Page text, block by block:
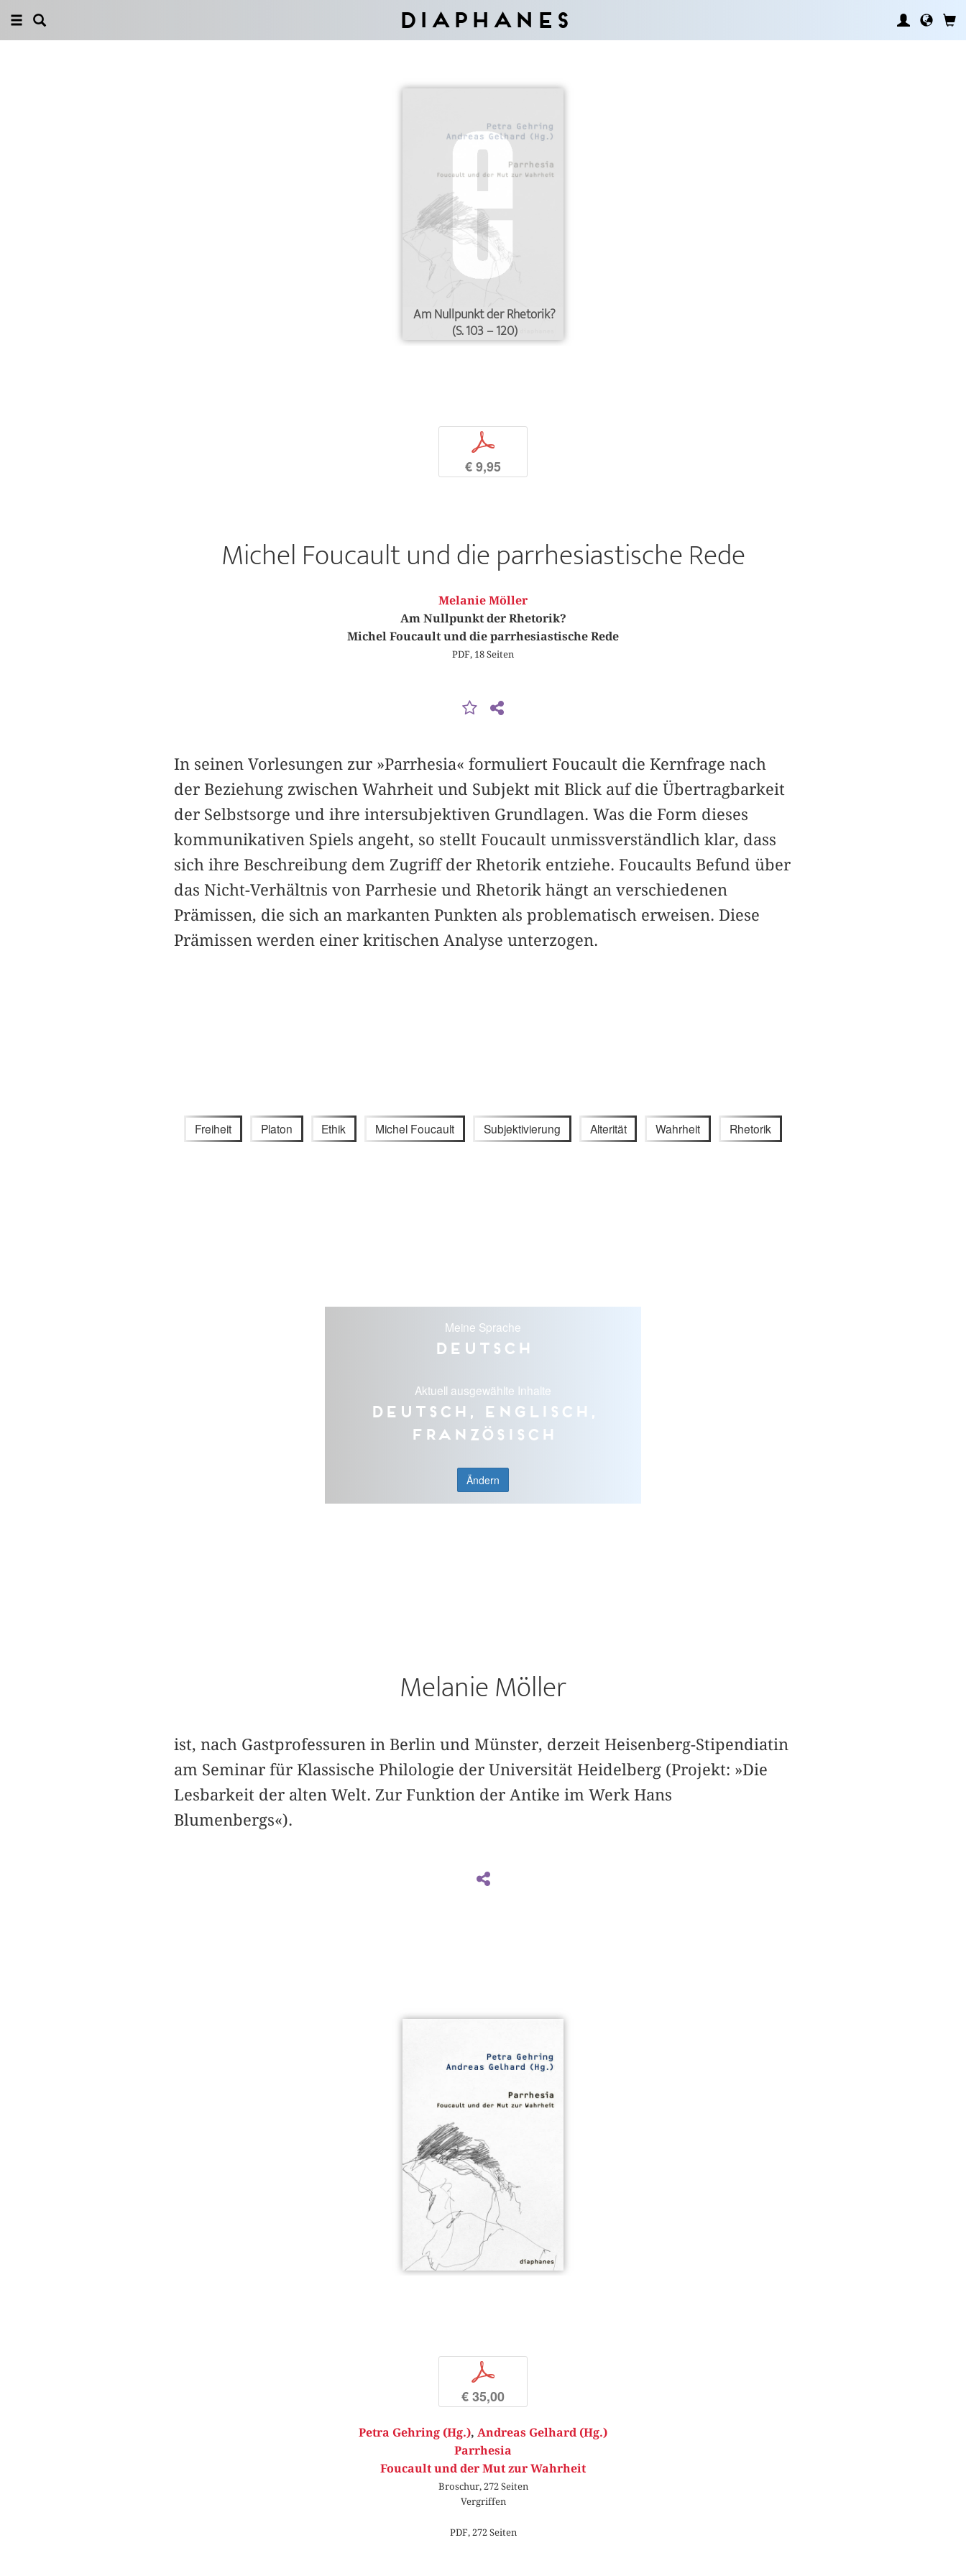
Diaphanes
Am Nullpunkt der Rhetorik?
(S. 103 – 120)
p
€ 9,95
Michel Foucault und die parrhesiastische Rede
Melanie Möller
Am Nullpunkt der Rhetorik?
Michel Foucault und die parrhesiastische Rede
PDF, 18 Seiten
In seinen Vorlesungen zur »Parrhesia« formuliert Foucault die Kernfrage nach
der Beziehung zwischen Wahrheit und Subjekt mit Blick auf die Übertragbarkeit
der Selbstsorge und ihre intersubjektiven Grundlagen. Was die Form dieses
kommunikativen Spiels angeht, so stellt Foucault unmissverständlich klar, dass
sich ihre Beschreibung dem Zugriff der Rhetorik entziehe. Foucaults Befund über
das Nicht-Verhältnis von Parrhesie und Rhetorik hängt an verschiedenen
Prämissen, die sich an markanten Punkten als problematisch erweisen. Diese
Prämissen werden einer kritischen Analyse unterzogen.
Freiheit Platon Ethik Michel Foucault Subjektivierung Alterität Wahrheit Rhetorik
Meine Sprache
Deutsch
Aktuell ausgewählte Inhalte
Deutsch, Englisch,
Französisch
Ändern
Melanie Möller
ist, nach Gastprofessuren in Berlin und Münster, derzeit Heisenberg-Stipendiatin
am Seminar für Klassische Philologie der Universität Heidelberg (Projekt: »Die
Lesbarkeit der alten Welt. Zur Funktion der Antike im Werk Hans
Blumenbergs«).
p
€ 35,00
Petra Gehring (Hg.), Andreas Gelhard (Hg.)
Parrhesia
Foucault und der Mut zur Wahrheit
Broschur, 272 Seiten
Vergriffen
PDF, 272 Seiten